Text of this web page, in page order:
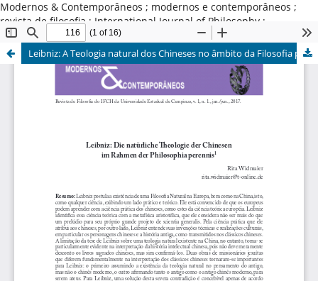
Modernos & Contemporâneos ; modernos e contemporâneos ;
revista de filosofia ; International Journal of Philosophy ;
Universidade Estadual de Campinas ; Brasil
Leibniz: A Teologia natural dos Chineses no âmbito da Filosofia perene